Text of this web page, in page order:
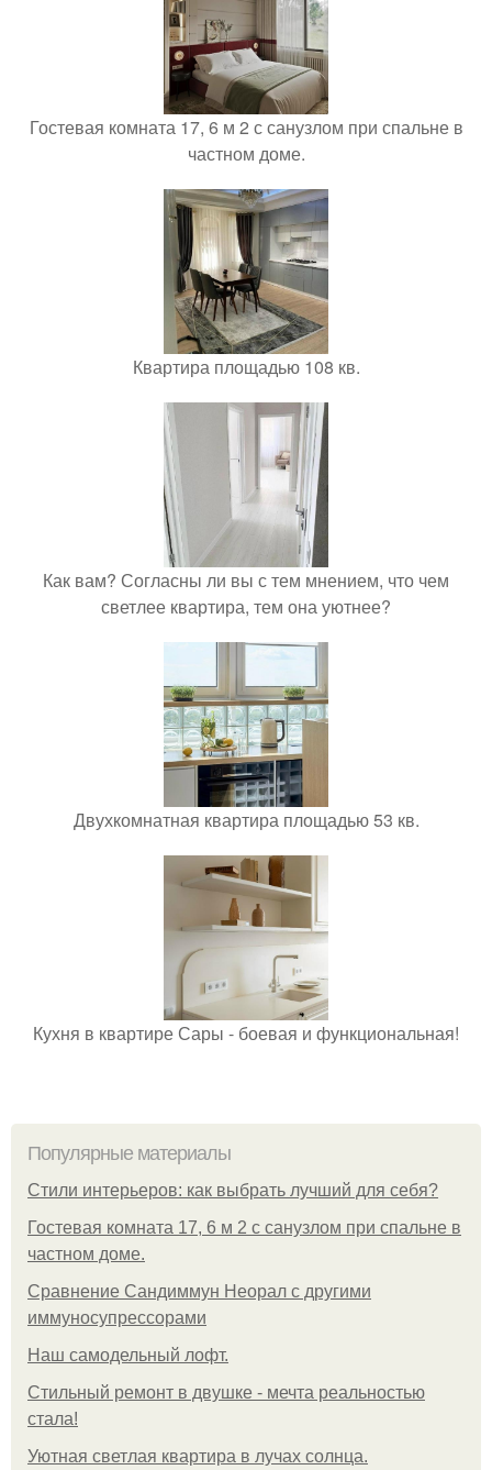
Гостевая комната 17, 6 м 2 с санузлом при спальне в
частном доме.
Квартира площадью 108 кв.
Как вам? Согласны ли вы с тем мнением, что чем
светлее квартира, тем она уютнее?
Двухкомнатная квартира площадью 53 кв.
Кухня в квартире Сары - боевая и функциональная!
Популярные материалы
Стили интерьеров: как выбрать лучший для себя?
Гостевая комната 17, 6 м 2 с санузлом при спальне в
частном доме.
Сравнение Сандиммун Неорал с другими
иммуносупрессорами
Наш самодельный лофт.
Стильный ремонт в двушке - мечта реальностью
стала!
Уютная светлая квартира в лучах солнца.